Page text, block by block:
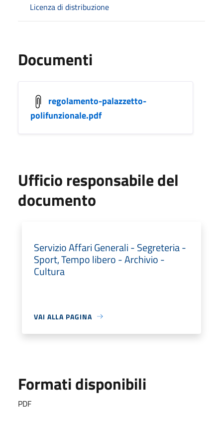
Licenza di distribuzione
Documenti
regolamento-palazzetto-
polifunzionale.pdf
Ufficio responsabile del
documento
Servizio Affari Generali - Segreteria -
Sport, Tempo libero - Archivio -
Cultura
VAI ALLA PAGINA
Formati disponibili
PDF